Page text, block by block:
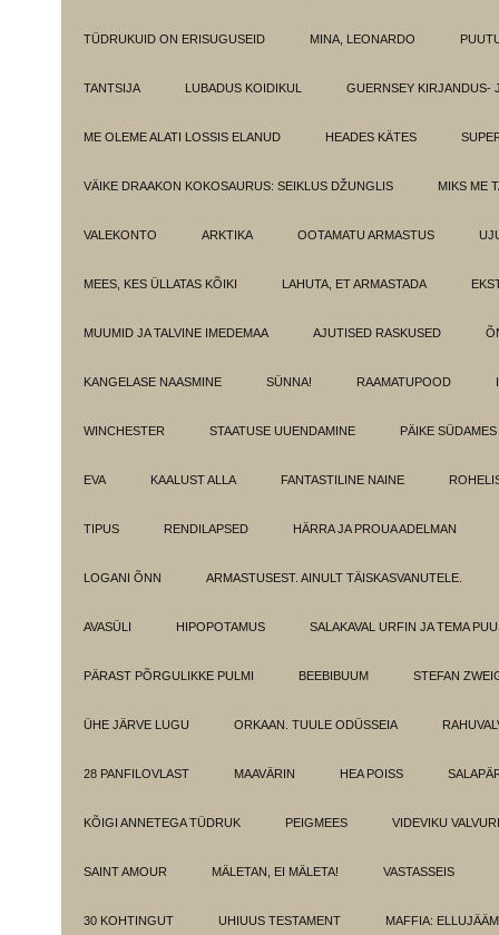
TÜDRUKUID ON ERISUGUSEID MINA, LEONARDO
TANTSIJA LUBADUS KOIDIKUL GUERNSEY KIRJANDUS-
ME OLEME ALATI LOSSIS ELANUD HEADES KÄTES
VÄIKE DRAAKON KOKOSAURUS: SEIKLUS DŽUNGLIS MIKS ME
VALEKONTO ARKTIKA OOTAMATU ARMASTUS
MEES, KES ÜLLATAS KÕIKI LAHUTA, ET ARMASTADA
MUUMID JA TALVINE IMEDEMAA AJUTISED RASKUSED
KANGELASE NAASMINE SÜNNA! RAAMATUPOOD
WINCHESTER STAATUSE UUENDAMINE PÄIKE SÜDAMES
EVA KAALUST ALLA FANTASTILINE NAINE
TIPUS RENDILAPSED HÄRRA JA PROUA ADELMAN
LOGANI ÕNN ARMASTUSEST. AINULT TÄISKASVANUTELE.
AVASÜLI HIPOPOTAMUS SALAKAVAL URFIN JA TEMA
PÄRAST PÕRGULIKKE PULMI BEEBIBUUM STEFAN
ÜHE JÄRVE LUGU ORKAAN. TUULE ODÜSSEIA
28 PANFILOVLAST MAAVÄRIN HEA POISS
KÕIGI ANNETEGA TÜDRUK PEIGMEES VIDEVIKU
SAINT AMOUR MÄLETAN, EI MÄLETA! VASTASSEIS
30 KOHTINGUT UHIUUS TESTAMENT MAFFIA: